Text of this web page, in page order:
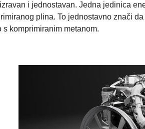
i jednostavan. Jedna jedinica
plina. To jednostavno znači da
komprimiranim metanom.